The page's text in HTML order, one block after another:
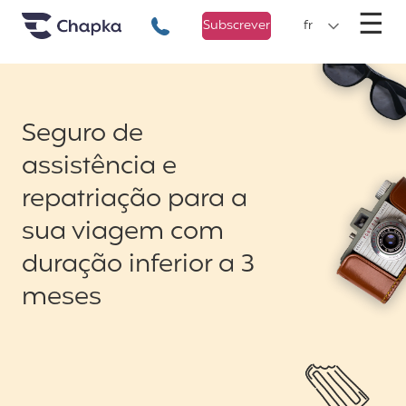
Chapka Seguro Viagem
+351 800 50 01 71
Subscrever fr ☰
Seguro de
assistência e
repatriação para a
sua viagem com
duração inferior a 3
meses